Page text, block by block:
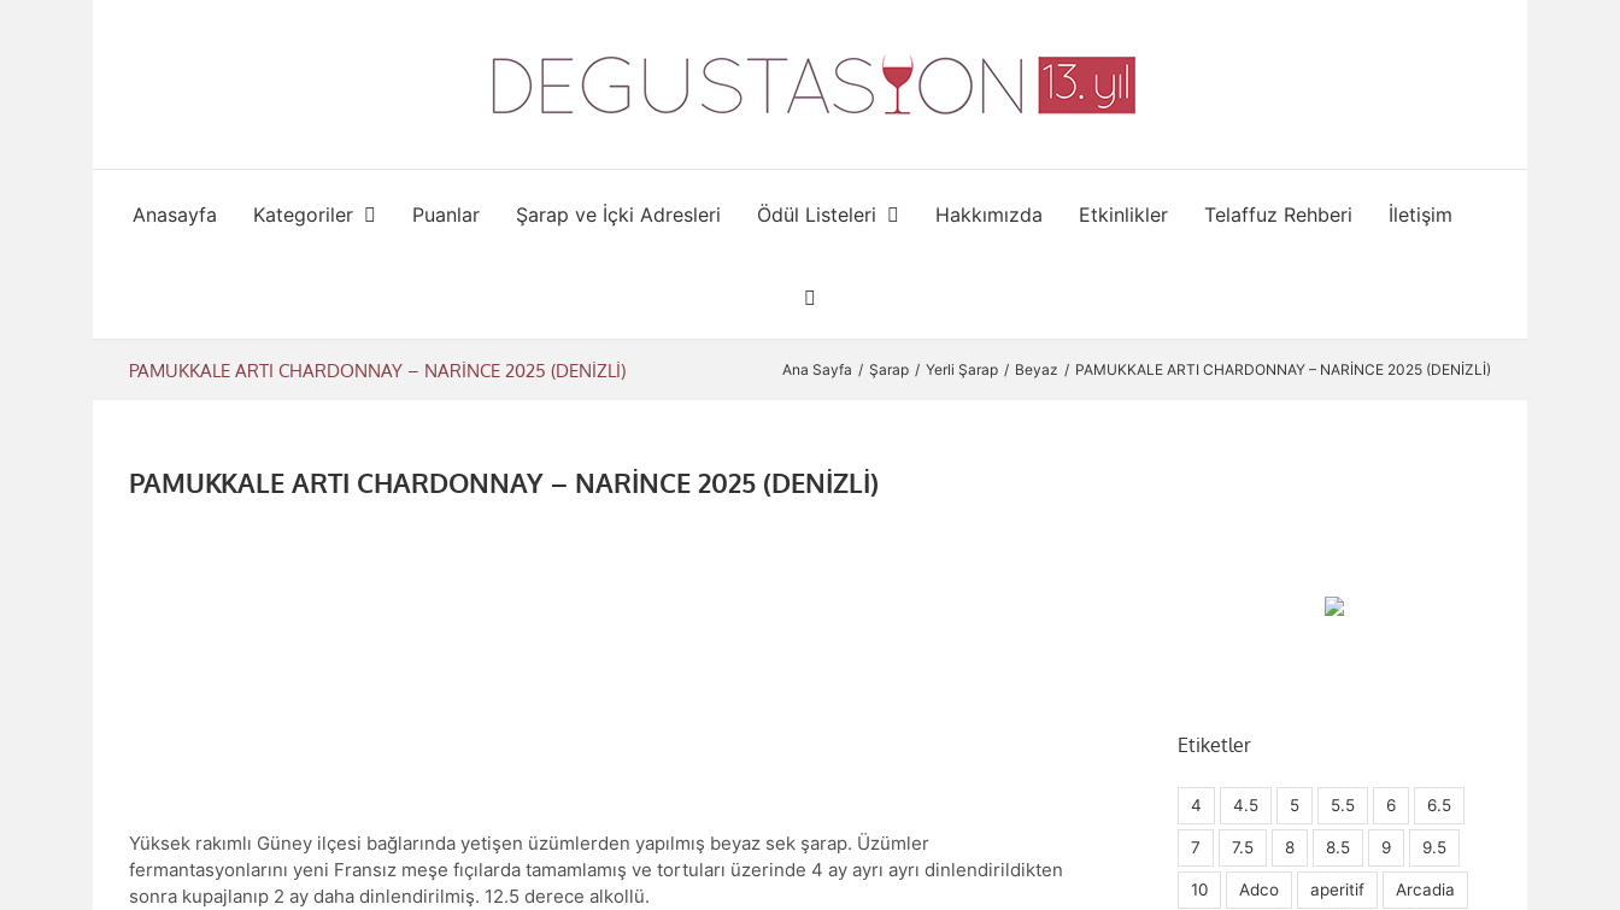
Anasayfa Kategoriler Puanlar Şarap ve İçki Adresleri Ödül Listeleri Hakkımızda Etkinlikler Telaffuz Rehberi İletişim
PAMUKKALE ARTI CHARDONNAY – NARİNCE 2025 (DENİZLİ) Ana Sayfa Şarap Yerli Şarap Beyaz PAMUKKALE ARTI CHARDONNAY – NARİNCE 2025 (DENİZLİ)
PAMUKKALE ARTI CHARDONNAY – NARİNCE 2025 (DENİZLİ)
Yüksek rakımlı Güney ilçesi bağlarında yetişen üzümlerden yapılmış beyaz sek şarap. Üzümler
fermantasyonlarını yeni Fransız meşe fıçılarda tamamlamış ve tortuları üzerinde 4 ay ayrı ayrı dinlendirildikten
sonra kupajlanıp 2 ay daha dinlendirilmiş. 12.5 derece alkollü.
Etiketler
4 4.5 5 5.5 6 6.5
7 7.5 8 8.5 9 9.5
10 Adco aperitif Arcadia